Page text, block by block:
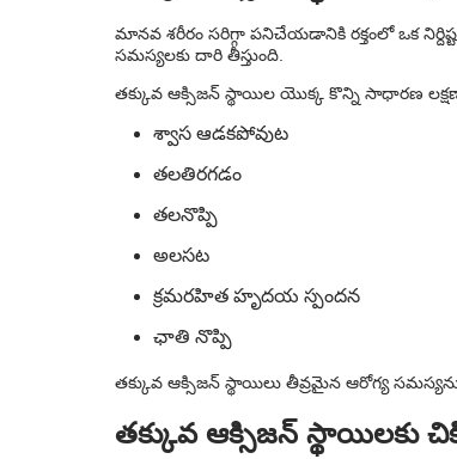
మానవ శరీరం సరిగ్గా పనిచేయడానికి రక్తంలో ఒక
సమస్యలకు దారి తీస్తుంది.
తక్కువ ఆక్సిజన్ స్థాయిల యొక్క కొన్ని సాధారణ
శ్వాస ఆడకపోవుట
తలతిరగడం
తలనొప్పి
అలసట
క్రమరహిత హృదయ స్పందన
ఛాతి నొప్పి
తక్కువ ఆక్సిజన్ స్థాయిలు తీవ్రమైన ఆరోగ్య
తక్కువ ఆక్సిజన్ స్థాయిలకు